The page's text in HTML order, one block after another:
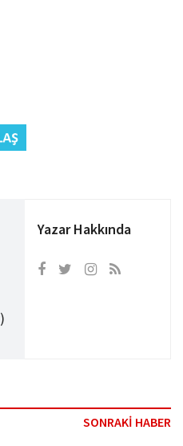
Yazar Hakkında
SONRAKİ HABER